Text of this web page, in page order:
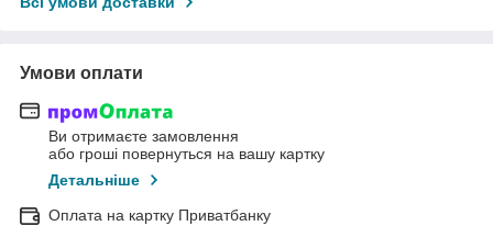
Умови оплати
Ви отримаєте замовлення
або гроші повернуться на вашу картку
Детальніше
Оплата на картку Приватбанку